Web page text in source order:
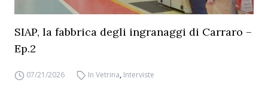
SIAP, la fabbrica degli ingranaggi di Carraro –
Ep.2
07/21/2026 In Vetrina, Interviste